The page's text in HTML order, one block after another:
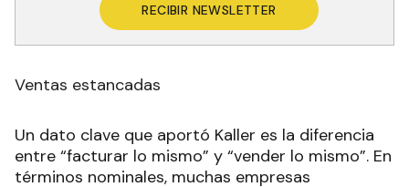
RECIBIR NEWSLETTER
Ventas estancadas
Un dato clave que aportó Kaller es la diferencia
entre “facturar lo mismo” y “vender lo mismo”. En
términos nominales, muchas empresas